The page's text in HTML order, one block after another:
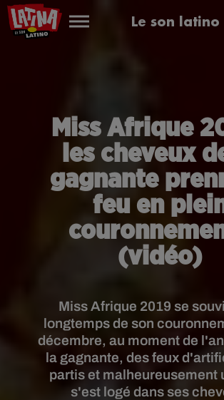
Le son latino
Miss Afrique
les cheveux
gagnante
feu en
(vidéo)
Miss Afrique 2019 se
longtemps de son
décembre, au moment de
la gagnante, des feux
partis et malheureusement
s'est logé dans ses